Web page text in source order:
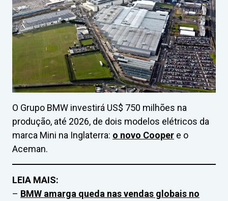
O Grupo BMW investirá US$ 750 milhões na
produção, até 2026, de dois modelos elétricos da
marca Mini na Inglaterra: o novo Cooper e o
Aceman.
LEIA MAIS:
– BMW amarga queda nas vendas globais no